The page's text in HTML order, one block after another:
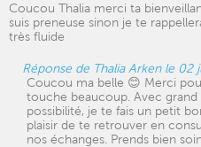
Coucou Thalia merci ta
suis preneuse sinon je te
très fluide
Réponse de Thalia Arken le 02
Coucou ma belle 😊 Merci
touche beaucoup. Avec grand
possibilité, je te fais un petit
plaisir de te retrouver en
nos échanges. Prends bien